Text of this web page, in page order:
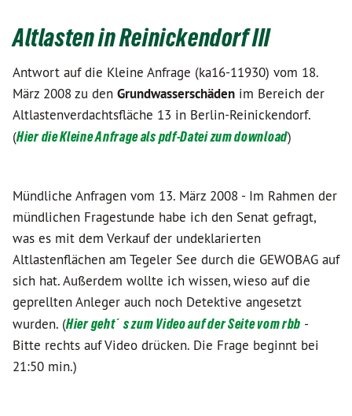
Altlasten in Reinickendorf III
Antwort auf die Kleine Anfrage (ka16-11930) vom 18.
März 2008 zu den Grundwasserschäden im Bereich der
Altlastenverdachtsfläche 13 in Berlin-Reinickendorf.
(Hier die Kleine Anfrage als pdf-Datei zum download)
Mündliche Anfragen vom 13. März 2008 - Im Rahmen der
mündlichen Fragestunde habe ich den Senat gefragt,
was es mit dem Verkauf der undeklarierten
Altlastenflächen am Tegeler See durch die GEWOBAG auf
sich hat. Außerdem wollte ich wissen, wieso auf die
geprellten Anleger auch noch Detektive angesetzt
wurden. (Hier geht´s zum Video auf der Seite vom rbb -
Bitte rechts auf Video drücken. Die Frage beginnt bei
21:50 min.)